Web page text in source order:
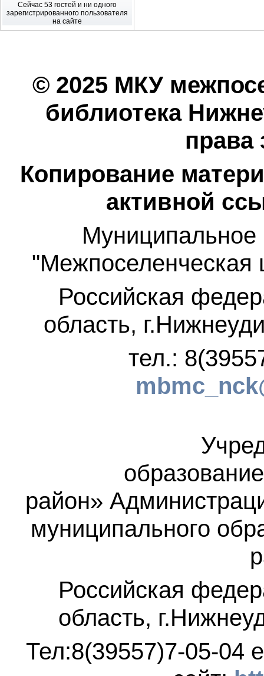
Сейчас 53 гостей и ни одного
зарегистрированного пользователя
на сайте
© 2025 МКУ
библиотека
Копирование
активной
Муниципальное
"Межпоселенческая
Российская
область,
тел.:
район»
муниципального
Российская
область,
Тел:8(39557)7-05-04